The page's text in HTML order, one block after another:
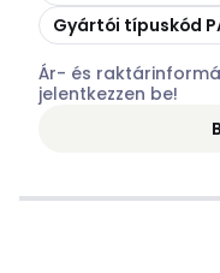
Másolás
Gyártói típuskód
Ár- és
jelentkezzen be!